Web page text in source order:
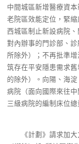
中間城區新增醫療資
老院區效能定位，緊
西城區制止新設病院
對內辦事的門診部、
所除外）；不再批準
筑存在平安隱患需求
的除外）。向陽、海
病院（面向國際來往
三級病院的編制床位總
《計劃》請求加大